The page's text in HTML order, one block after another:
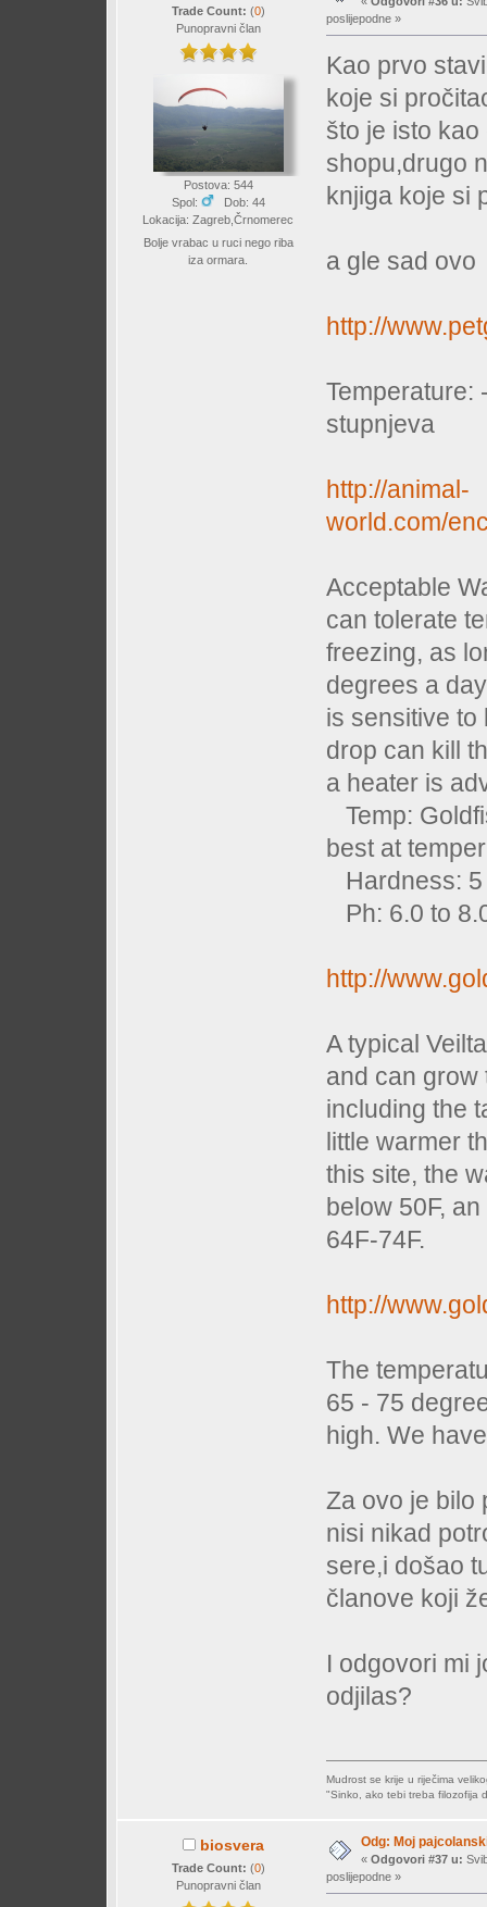
Trade Count: (0)
Punopravni član
Postova: 544
Spol:
Dob: 44
Lokacija: Zagreb,Črnomerec
Bolje vrabac u ruci nego riba
iza ormara.
poslijepodne »
Kao prvo
koje si
što je isto
shopu,drugo
knjiga koje si
a gle sad ovo
http://
Temperature:
stupnjeva
http://animal-
world.com/
Acceptable
can tolerate
freezing, as
degrees a
is sensitive to
drop can kill
a heater is
Temp:
best at
Hardness: 5
Ph: 6.0 to
http://
A typical
and can grow
including the
little warmer
this site, the
below 50F,
64F-74F.
http://
The
65 - 75
high. We
Za ovo je bilo
nisi nikad
sere,i došao
članove koji
I odgovori mi
odjilas?
Mudrost se krije u riječima
"Sinko, ako tebi treba filozofija
biosvera
Trade Count: (0)
Punopravni član
Odg: Moj
« Odgovori #37 u:
poslijepodne »